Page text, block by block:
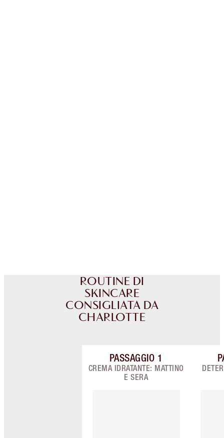
ROUTINE DI
SKINCARE
CONSIGLIATA DA
CHARLOTTE
Articolo 1 di 9
PASSAGGIO 1
CREMA IDRATANTE: MATTINO
E SERA